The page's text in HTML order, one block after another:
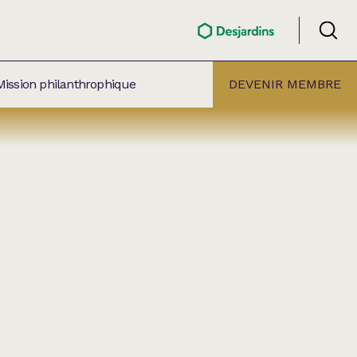
philanthrophique DEVENIR MEMBRE